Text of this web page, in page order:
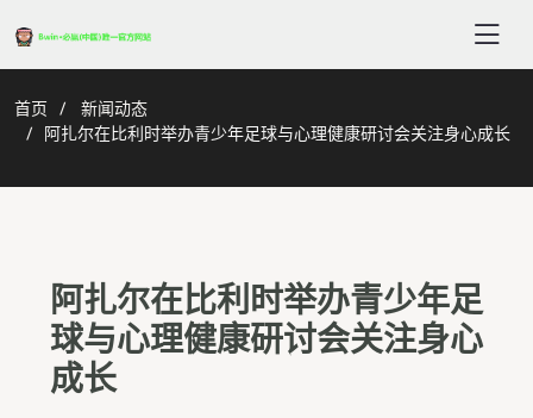
首页
新闻动态
阿扎尔在比利时举办青少年足球与心理健康研讨会关注身心成长
阿扎尔在比利时举办青少年足
球与心理健康研讨会关注身心
成长